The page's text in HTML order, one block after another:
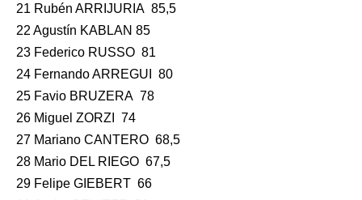
21 Rubén ARRIJURIA 85,5
22 Agustín KABLAN 85
23 Federico RUSSO 81
24 Fernando ARREGUI 80
25 Favio BRUZERA 78
26 Miguel ZORZI 74
27 Mariano CANTERO 68,5
28 Mario DEL RIEGO 67,5
29 Felipe GIEBERT 66